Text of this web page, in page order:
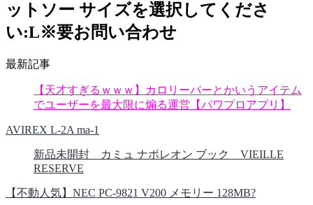
ットソー サイズを選択してくださ
い:L※要お問い合わせ
最新記事
【天才すぎるｗｗｗ】カロリーバーとかいうアイテム
でユーザーを最大限に煽る運営【パワプロアプリ】
AVIREX L-2A ma-1
新品未開封 カミュ ナポレオン ブック VIEILLE
RESERVE
【不動人気】NEC PC-9821 V200 メモリー 128MB?